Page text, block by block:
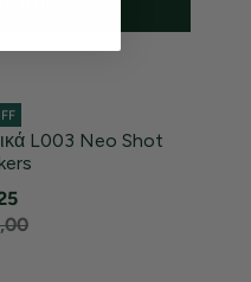
L003 Neo Shot